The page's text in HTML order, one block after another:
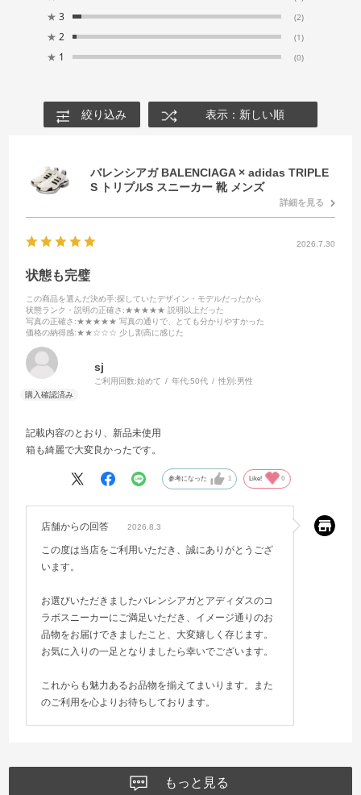
★ 3 (2)
★ 2 (1)
★ 1 (0)
絞り込み 表示：新しい順
バレンシアガ BALENCIAGA × adidas TRIPLE
S トリプルS スニーカー 靴 メンズ
詳細を見る
2026.7.30
状態も完璧
この商品を選んだ決め手:探していたデザイン・モデルだったから
状態ランク・説明の正確さ :★★★★★ 説明以上だった
写真の正確さ :★★★★★ 写真の通りで、とても分かりやすかった
価格の納得感:★★☆☆☆ 少し割高に感じた
sj
ご利用回数:始めて 年代:50代 性別:男性
記載内容のとおり、新品未使用
箱も綺麗で大変良かったです。
参考になった 1 Like! 0
店舗からの回答 2026.8.3
この度は当店をご利用いただき、誠にありがとうござ
います。
お選びいただきましたバレンシアガとアディダスのコ
ラボスニーカーにご満足いただき、イメージ通りのお
品物をお届けできましたこと、大変嬉しく存じます。
お気に入りの一足となりましたら幸いでございます。
これからも魅力あるお品物を揃えてまいります。また
のご利用を心よりお待ちしております。
もっと見る